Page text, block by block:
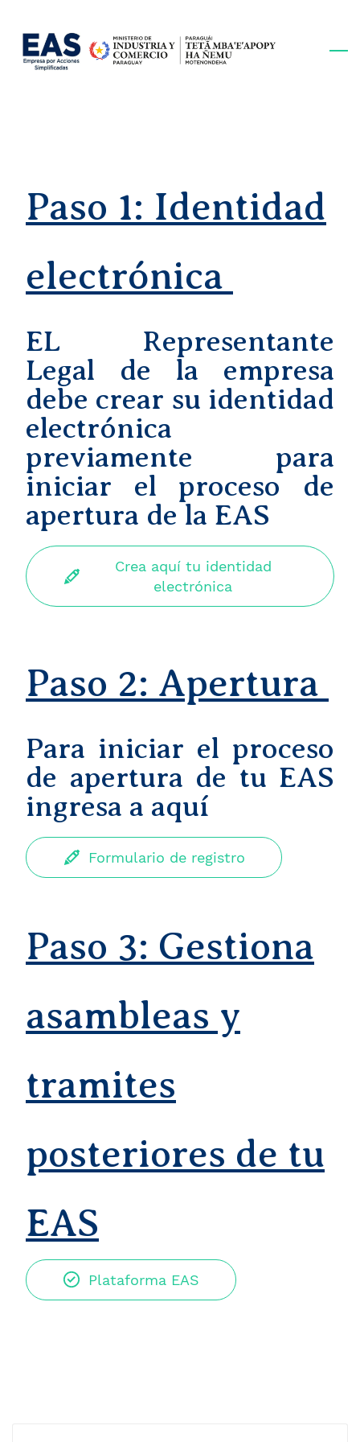
main
Paso 1: Identidad
electrónica
EL Representante
Legal de la empresa
debe crear su identidad
electrónica
previamente para
iniciar el proceso de
apertura de la EAS
Crea aquí tu identidad
electrónica
Paso 2: Apertura
Para iniciar el proceso
de apertura de tu EAS
ingresa a aquí
Formulario de registro
Paso 3: Gestiona
asambleas y
tramites
posteriores de tu
EAS
Plataforma EAS